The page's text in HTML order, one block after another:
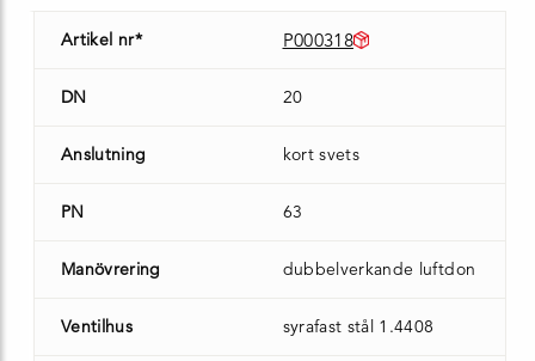
Artikel nr* P000318
DN 20
Anslutning kort svets
PN 63
Manövrering dubbelverkande luftdon
Ventilhus syrafast stål 1.4408